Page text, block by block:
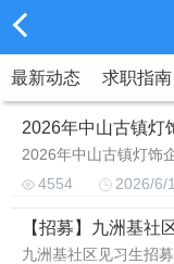
最新动态 求职指南
2026年中山古镇灯
2026年中山古镇灯饰
4554
2026/6/
【招募】九洲基社
九洲基社区见习生招